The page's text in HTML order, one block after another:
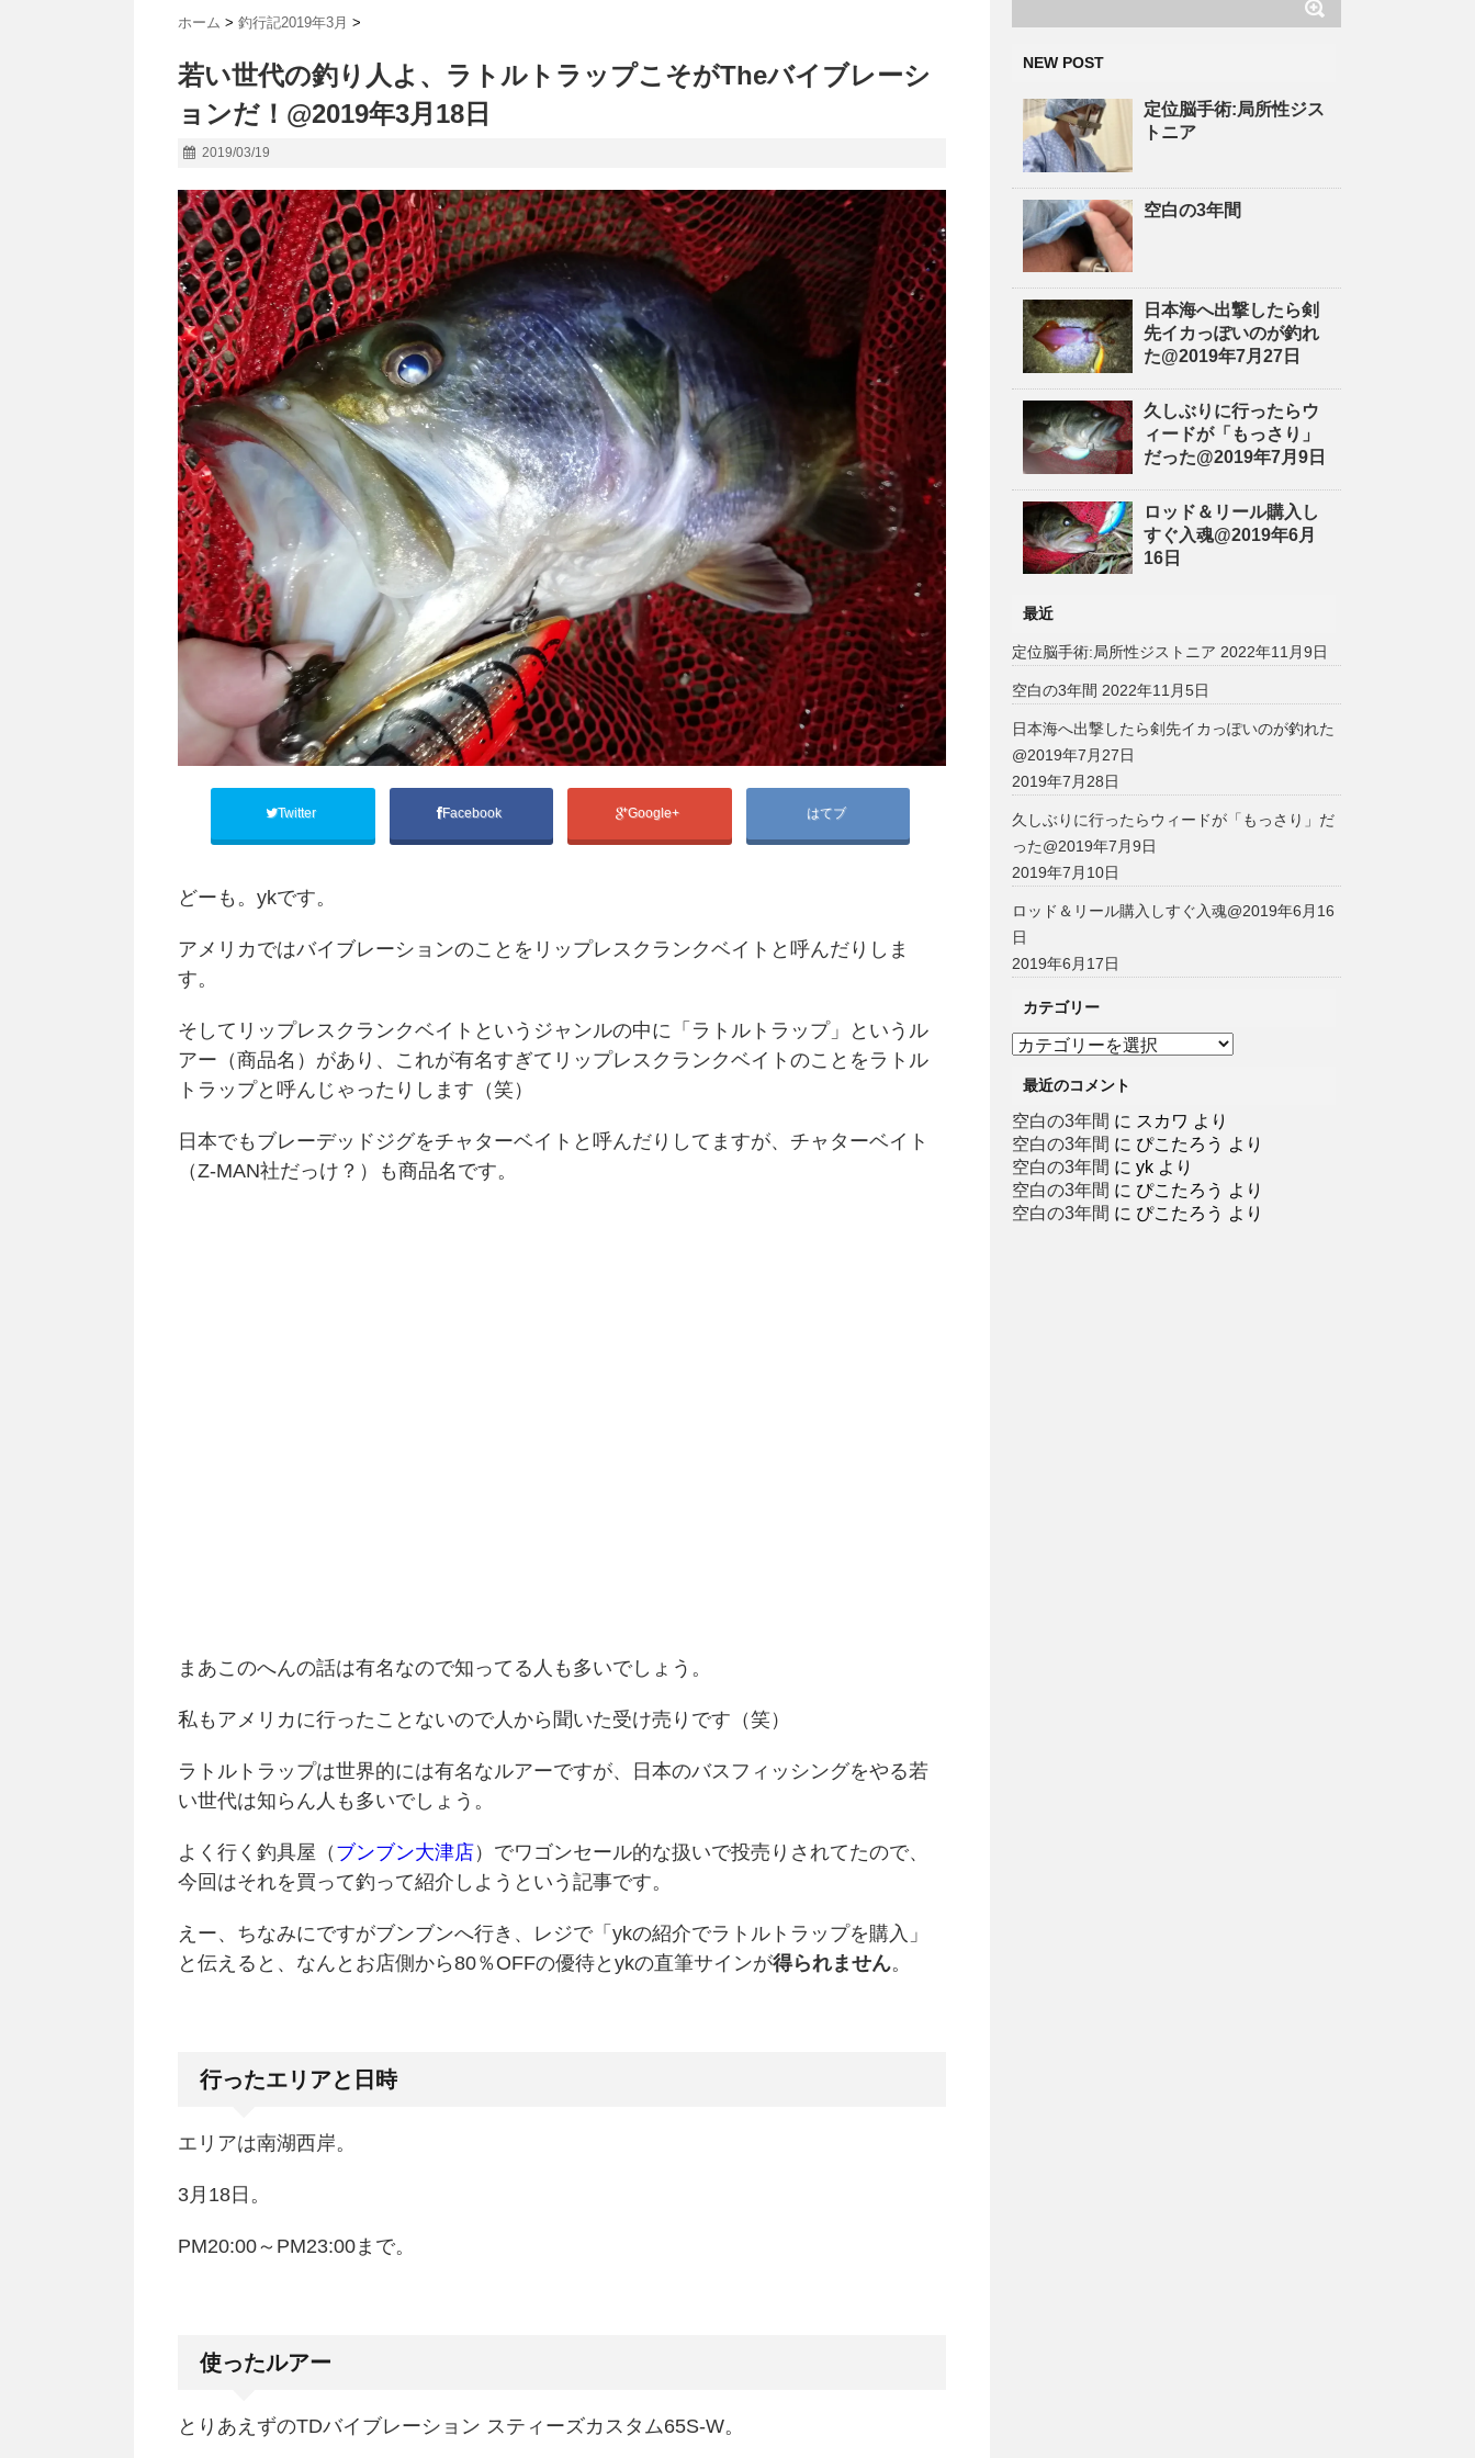
ホーム > 釣行記2019年3月 >
若い世代の釣り人よ、ラトルトラップこそがTheバイブレーシ
ョンだ！@2019年3月18日
2019/03/19
Twitter Facebook Google+ はてブ
どーも。ykです。
アメリカではバイブレーションのことをリップレスクランクベイトと呼んだりしま
す。
そしてリップレスクランクベイトというジャンルの中に「ラトルトラップ」というル
アー（商品名）があり、これが有名すぎてリップレスクランクベイトのことをラトル
トラップと呼んじゃったりします（笑）
日本でもブレーデッドジグをチャターベイトと呼んだりしてますが、チャターベイト
（Z-MAN社だっけ？）も商品名です。
まあこのへんの話は有名なので知ってる人も多いでしょう。
私もアメリカに行ったことないので人から聞いた受け売りです（笑）
ラトルトラップは世界的には有名なルアーですが、日本のバスフィッシングをやる若
い世代は知らん人も多いでしょう。
よく行く釣具屋（ ブンブン大津店）でワゴンセール的な扱いで投売りされてたので、
今回はそれを買って釣って紹介しようという記事です。
えー、ちなみにですがブンブンへ行き、レジで「ykの紹介でラトルトラップを購入」
と伝えると、なんとお店側から80％OFFの優待とykの直筆サインが得られません。
行ったエリアと日時
エリアは南湖西岸。
3月18日。
PM20:00～PM23:00まで。
使ったルアー
とりあえずのTDバイブレーション スティーズカスタム65S-W。
NEW POST
定位脳手術:局所性ジス
トニア
空白の3年間
日本海へ出撃したら剣
先イカっぽいのが釣れ
た@2019年7月27日
久しぶりに行ったらウ
ィードが「もっさり」
だった@2019年7月9日
ロッド＆リール購入し
すぐ入魂@2019年6月
16日
最近
定位脳手術:局所性ジストニア 2022年11月9日
空白の3年間 2022年11月5日
日本海へ出撃したら剣先イカっぽいのが釣れた
@2019年7月27日
2019年7月28日
久しぶりに行ったらウィードが「もっさり」だ
った@2019年7月9日
2019年7月10日
ロッド＆リール購入しすぐ入魂@2019年6月16
日
2019年6月17日
カテゴリー
カ
ゴ
リ
ー
最近のコメント
空白の3年間 に スカワ より
空白の3年間 に ぴこたろう より
空白の3年間 に yk より
空白の3年間 に ぴこたろう より
空白の3年間 に ぴこたろう より